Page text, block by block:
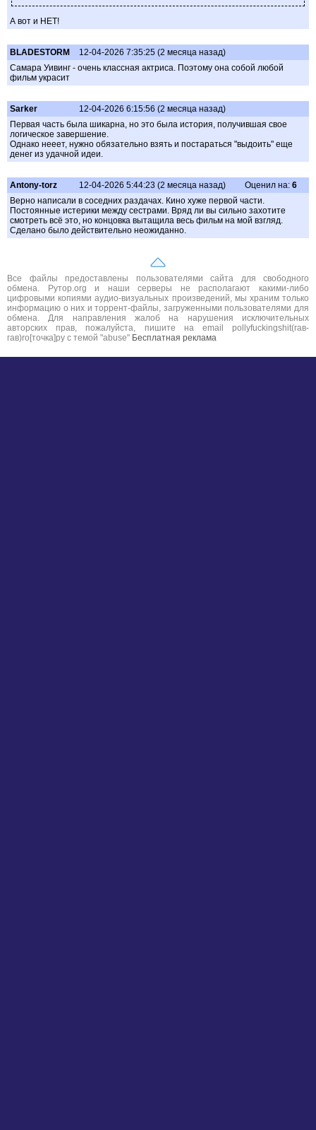
А вот и НЕТ!
BLADESTORM
12-04-2026 7:35:25 (2 месяца назад)
Самара Уивинг - очень классная актриса. Поэтому она собой любой
фильм украсит
Sarker
12-04-2026 6:15:56 (2 месяца назад)
Первая часть была шикарна, но это была история, получившая свое
логическое завершение.
Однако нееет, нужно обязательно взять и постараться "выдоить" еще
денег из удачной идеи.
Antony-torz 12-04-2026 5:44:23 (2 месяца назад) Оценил на: 6
Верно написали в соседних раздачах. Кино хуже первой части.
Постоянные истерики между сестрами. Вряд ли вы сильно захотите
смотреть всё это, но концовка вытащила весь фильм на мой взгляд.
Сделано было действительно неожиданно.
Все файлы предоставлены пользователями сайта для свободного
обмена. Рутор.org и наши серверы не располагают какими-либо
цифровыми копиями аудио-визуальных произведений, мы храним только
информацию о них и торрент-файлы, загруженными пользователями для
обмена. Для направления жалоб на нарушения исключительных
авторских прав, пожалуйста, пишите на email pollyfuckingshit(гав-
гав)ro[точка]ру с темой "abuse" Бесплатная реклама